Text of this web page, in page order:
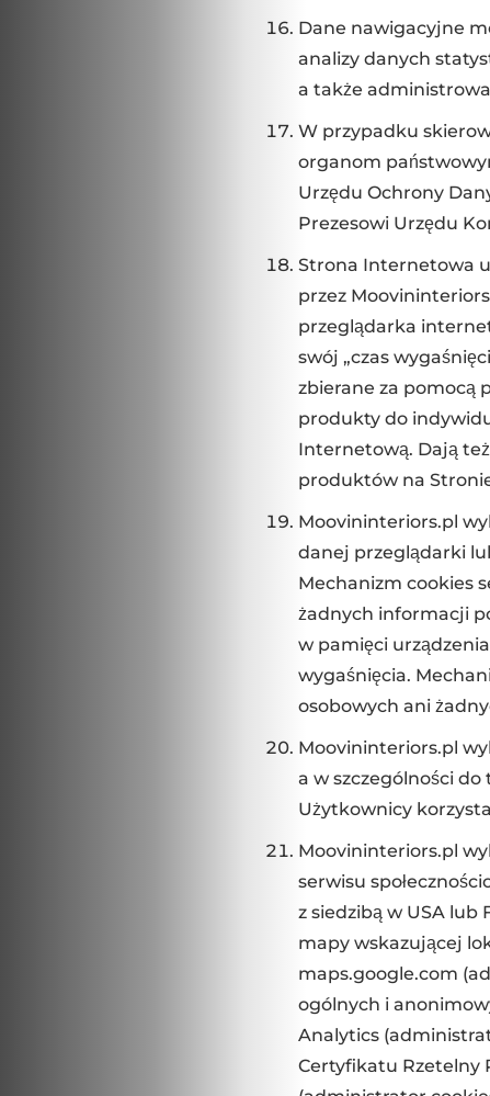
Dane nawigacyjne
analizy danych
a także
W przypadku
organom
Urzędu Ochrony
Prezesowi Urzędu
Strona Internetowa
przez
przeglądarka
swój „czas
zbierane za pomocą
produkty do
Internetową. Dają
produktów na
Moovininteriors.pl
danej przeglądarki
Mechanizm cookies
żadnych informacji
w pamięci
wygaśnięcia.
osobowych ani
Moovininteriors.pl
a w szczególności
Użytkownicy
Moovininteriors.pl
serwisu
z siedzibą w USA
mapy wskazującej
maps.google.com
ogólnych i
Analytics
Certyfikatu Rzetelny